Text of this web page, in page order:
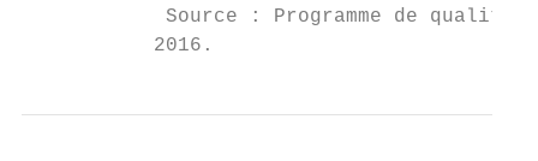
Source : Programme de qualité
           2016.